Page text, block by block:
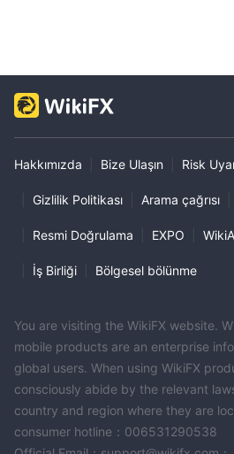
Hakkımızda Bize Ulaşın Risk
Gizlilik Politikası Arama çağrısı
Resmi Doğrulama EXPO
İş Birliği Bölgesel bölünme
You are visiting the WikiFX website.
mobile products are an enterprise
global users. When using WikiFX
consciously abide by the relevant
country and region where they are
consumer hotline：006531290538